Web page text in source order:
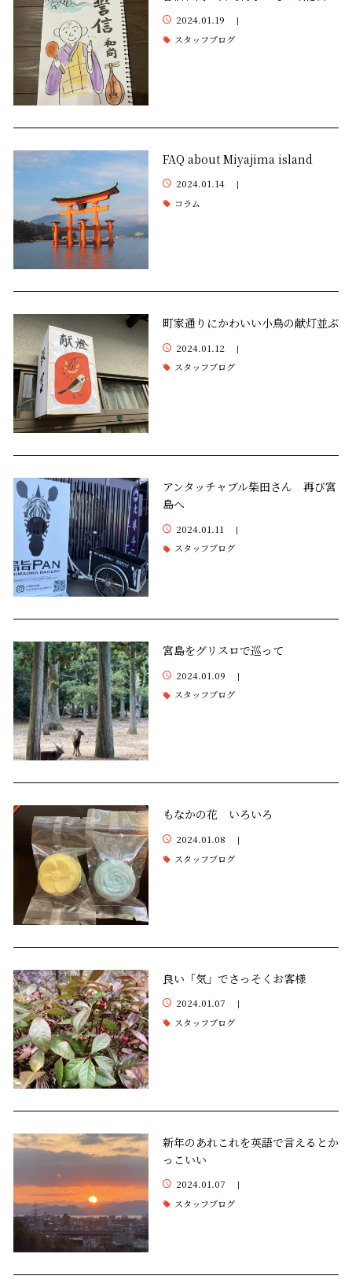
2024.01.19
スタッフブログ
FAQ about Miyajima island
2024.01.14
コラム
町家通りにかわいい小鳥の献灯並ぶ
2024.01.12 |
スタッフブログ
アンタッチャブル柴田さん 再び宮
島へ
2024.01.11 |
スタッフブログ
宮島をグリスロで巡って
2024.01.09 |
スタッフブログ
もなかの花 いろいろ
2024.01.08
スタッフブログ
良い「気」でさっそくお客様
2024.01.07
スタッフブログ
新年のあれこれを英語で言えるとか
っこいい
2024.01.07
スタッフブログ